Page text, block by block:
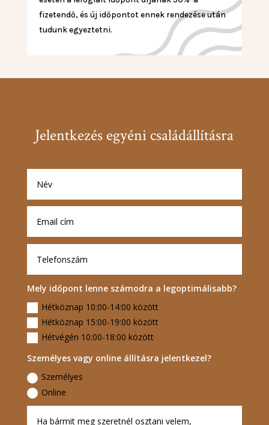
fizetendő, és új időpontot ennek rendezése után
tudunk egyeztetni.
Jelentkezés egyéni családállításra
Mely időpont lenne számodra a legoptimálisabb?
Hétköznap 10:00-14:00 között
Hétköznap 15:00-19:00 között
Hétvégén 10:00-18:00 között
Személyes vagy online állításra jelentkezel?
Személyes
Online